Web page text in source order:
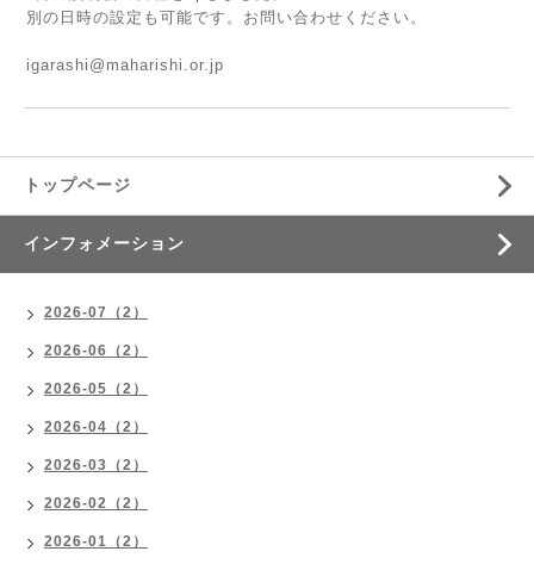
別の日時の設定も可能です。お問い合わせください。
igarashi@maharishi.or.jp
トップページ
インフォメーション
2026-07（2）
2026-06（2）
2026-05（2）
2026-04（2）
2026-03（2）
2026-02（2）
2026-01（2）